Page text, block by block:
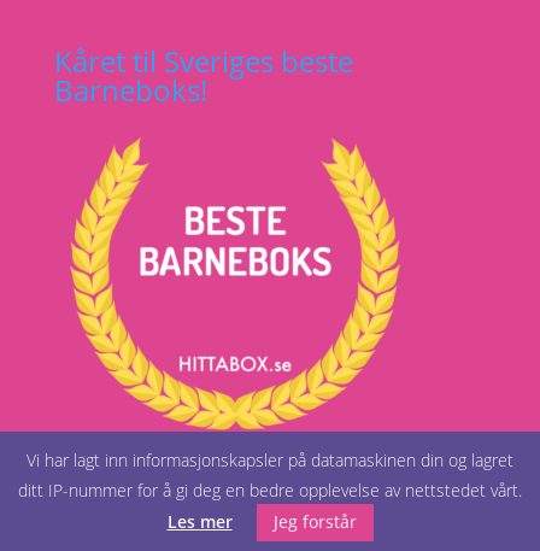
Kåret til Sveriges beste
Barneboks!
Vi har lagt inn informasjonskapsler på datamaskinen din og lagret
ditt IP-nummer for å gi deg en bedre opplevelse av nettstedet vårt.
Les mer
Jeg forstår